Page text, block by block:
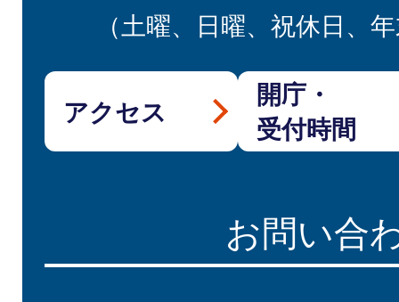
（土曜、日曜、祝休日、
アクセス
開庁・
受付時間
お問い合